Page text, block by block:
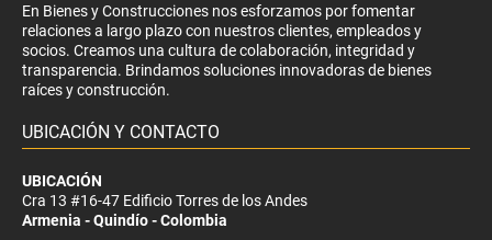
En Bienes y Construcciones nos esforzamos por fomentar
relaciones a largo plazo con nuestros clientes, empleados y
socios. Creamos una cultura de colaboración, integridad y
transparencia. Brindamos soluciones innovadoras de bienes
raíces y construcción.
UBICACIÓN Y CONTACTO
UBICACIÓN
Cra 13 #16-47 Edificio Torres de los Andes
Armenia - Quindío - Colombia